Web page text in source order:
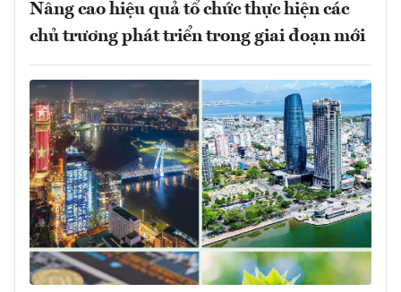
Nâng cao hiệu quả tổ chức thực hiện các
chủ trương phát triển trong giai đoạn mới